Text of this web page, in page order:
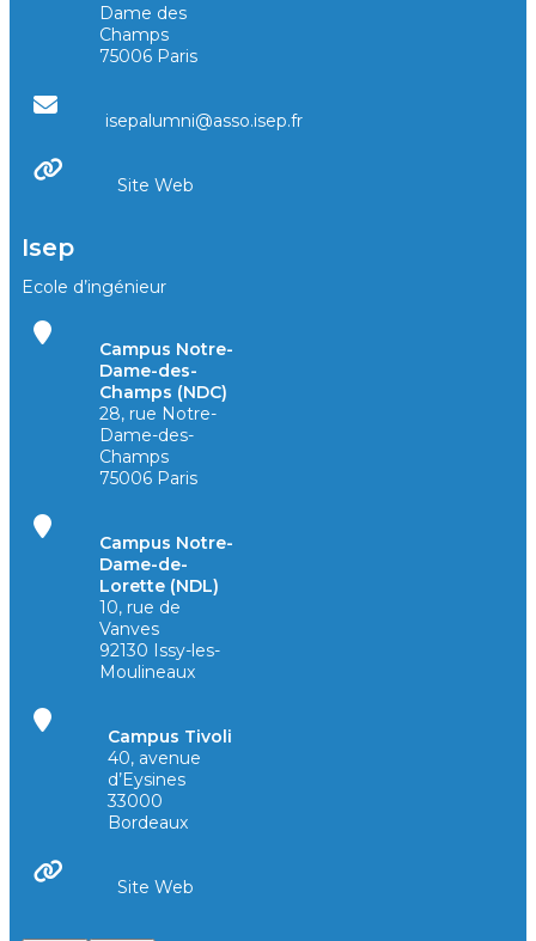
Dame des
Champs
75006 Paris
isepalumni@asso.isep.fr
Site Web
Isep
Ecole d’ingénieur
Campus Notre-
Dame-des-
Champs (NDC)
28, rue Notre-
Dame-des-
Champs
75006 Paris
Campus Notre-
Dame-de-
Lorette (NDL)
10, rue de
Vanves
92130 Issy-les-
Moulineaux
Campus Tivoli
40, avenue
d’Eysines
33000
Bordeaux
Site Web